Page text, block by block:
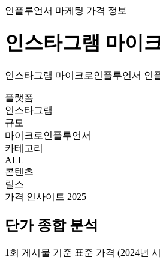
인플루언서 마케팅 가격 정보
인스타그램 마이
인스타그램 마이크로인플루언서 인
플랫폼
인스타그램
규모
마이크로인플루언서
카테고리
ALL
콘텐츠
릴스
가격 인사이트 2025
단가종합 분석
1회 게시물 기준 표준 가격 (2024년